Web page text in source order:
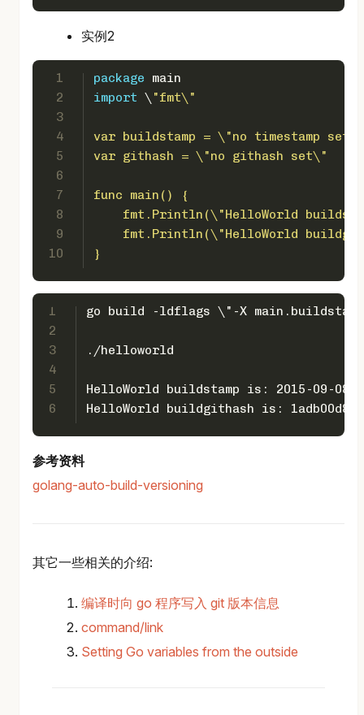
实例2
1
2
3
4
5
6
7
8
9
10
package main
import \ "fmt\"
var buildstamp = \"no timestamp set\"
var githash = \"no githash set\"
func main() {
fmt.Println(\"HelloWorld
fmt.Println(\"HelloWorld
}
1
2
3
4
5
6
go build -ldflags \"-X
./helloworld
HelloWorld buildstamp is: 2015-09-
HelloWorld buildgithash is:
参考资料
golang-auto-build-versioning
其它一些相关的介绍:
编译时向 go 程序写入 git 版本信息
command/link
Setting Go variables from the outside